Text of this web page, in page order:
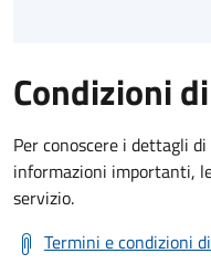
Condizioni
Per conoscere i dettagli
informazioni importanti,
servizio.
Termini e condizioni